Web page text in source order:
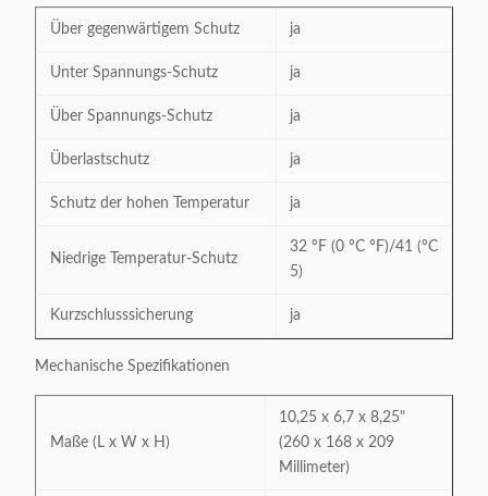
Über gegenwärtigem Schutz ja
Unter Spannungs-Schutz ja
Über Spannungs-Schutz ja
Überlastschutz ja
Schutz der hohen Temperatur ja
Niedrige Temperatur-Schutz
32 ºF (0 ºC ºF)/41 (ºC
5)
Kurzschlusssicherung ja
Mechanische Spezifikationen
Maße (L x W x H)
10,25 x 6,7 x 8,25"
(260 x 168 x 209
Millimeter)